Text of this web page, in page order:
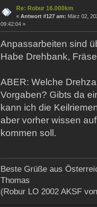
Re: Robur 16.000km
« Antwort #127 am: März 02,
09:42:04 »
Anpassarbeiten sind
Habe Drehbank,
ABER: Welche
Vorgaben? Gibts da
kann ich die
aber vorher wissen
kommen soll.
Beste Grüße aus
Thomas
(Robur LO 2002 AKSF